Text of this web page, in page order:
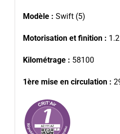
Modèle : Swift (5)
Motorisation et finition :
Kilométrage : 58100
1ère mise en circulation :